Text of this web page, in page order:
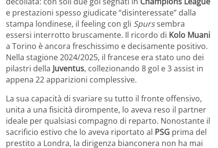
e prestazioni spesso giudicate “disinteressate” dalla
stampa londinese, il feeling con gli Spurssembra
essersi interrotto bruscamente. Il ricordo di Kolo Muani
a Torino è ancora freschissimo e decisamente positivo.
Nella stagione 2024/2025, il francese era stato uno dei
pilastri della Juventus, collezionando 8 gol e 3 assist in
appena 22 apparizioni complessive.
La sua capacità di svariare su tutto il fronte offensivo,
unita a una fisicità dirompente, lo aveva reso il partner
ideale per qualsiasi compagno di reparto. Nonostante il
sacrificio estivo che lo aveva riportato al PSG prima del
prestito a Londra, la dirigenza bianconera non ha mai